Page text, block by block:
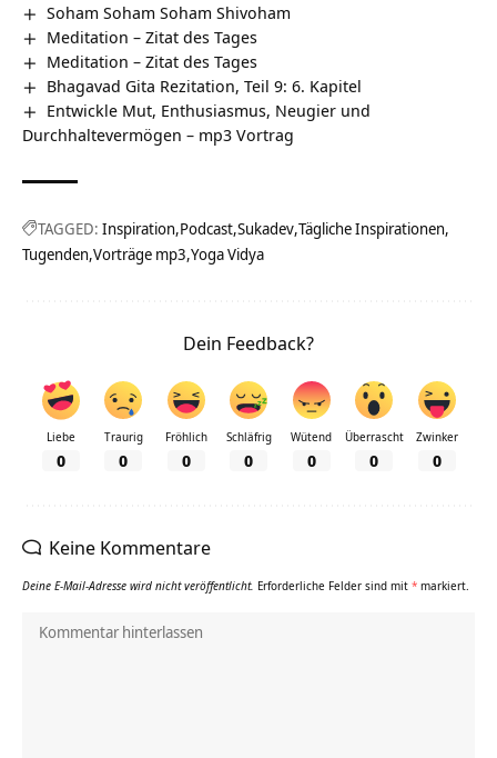
Soham Soham Soham Shivoham
Meditation – Zitat des Tages
Meditation – Zitat des Tages
Bhagavad Gita Rezitation, Teil 9: 6. Kapitel
Entwickle Mut, Enthusiasmus, Neugier und
Durchhaltevermögen – mp3 Vortrag
TAGGED: Inspiration Podcast Sukadev Tägliche Inspirationen
Tugenden Vorträge mp3 Yoga Vidya
Dein Feedback?
Liebe
0
Traurig
0
Fröhlich
0
Schläfrig
0
Wütend
0
Überrascht
0
Zwinker
0
Keine Kommentare
Deine E-Mail-Adresse wird nicht veröffentlicht. Erforderliche Felder sind mit * markiert.